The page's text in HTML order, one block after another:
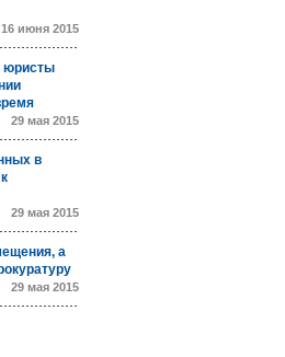
16 июня 2015
юристы
29 мая 2015
в
29 мая 2015
а
29 мая 2015